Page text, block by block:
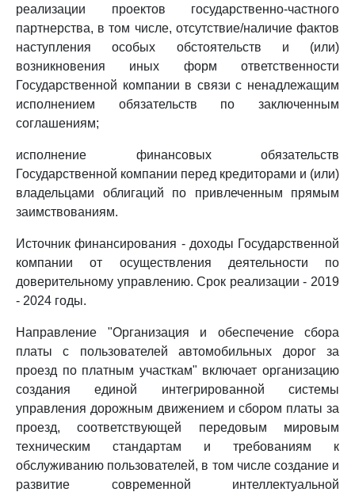
реализации проектов государственно-частного
партнерства, в том числе, отсутствие/наличие фактов
наступления особых обстоятельств и (или)
возникновения иных форм ответственности
Государственной компании в связи с ненадлежащим
исполнением обязательств по заключенным
соглашениям;
исполнение финансовых обязательств
Государственной компании перед кредиторами и (или)
владельцами облигаций по привлеченным прямым
заимствованиям.
Источник финансирования - доходы Государственной
компании от осуществления деятельности по
доверительному управлению. Срок реализации - 2019
- 2024 годы.
Направление "Организация и обеспечение сбора
платы с пользователей автомобильных дорог за
проезд по платным участкам" включает организацию
создания единой интегрированной системы
управления дорожным движением и сбором платы за
проезд, соответствующей передовым мировым
техническим стандартам и требованиям к
обслуживанию пользователей, в том числе создание и
развитие современной интеллектуальной